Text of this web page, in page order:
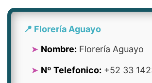
📍 Florería Aguayo
Nombre: Florería Aguayo
Nº Telefonico: +52 33